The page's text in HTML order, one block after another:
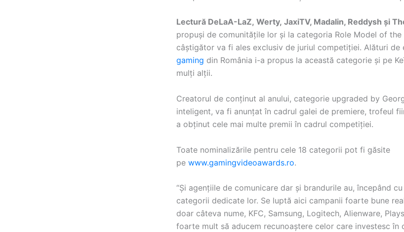
Lectură DeLaA-LaZ, Werty, JaxiTV, Madalin, Reddysh și
propuși de comunitățile lor și la categoria Role Model of the
câștigător va fi ales exclusiv de juriul competiției. Alături de
gaming din România i-a propus la această categorie și pe
mulți alții.
Creatorul de conținut al anului, categorie upgraded by
inteligent, va fi anunțat în cadrul galei de premiere, trofeul
a obținut cele mai multe premii în cadrul competiției.
Toate nominalizările pentru cele 18 categorii pot fi găsite
pe www.gamingvideoawards.ro.
“Și agențiile de comunicare dar și brandurile au, începând
categorii dedicate lor. Se luptă aici campanii foarte bune
doar câteva nume, KFC, Samsung, Logitech, Alienware,
foarte mult să aducem recunoaștere celor care investesc în